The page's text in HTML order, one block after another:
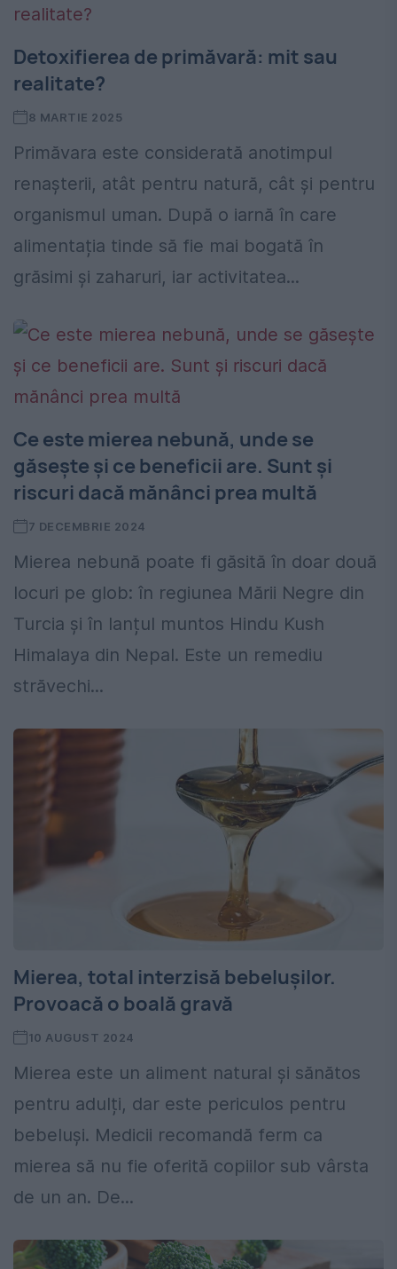
Detoxifierea de primăvară: mit sau
realitate?
8 MARTIE 2025
Primăvara este considerată anotimpul
renașterii, atât pentru natură, cât și pentru
organismul uman. După o iarnă în care
alimentația tinde să fie mai bogată în
grăsimi și zaharuri, iar activitatea...
Ce este mierea nebună, unde se
găsește și ce beneficii are. Sunt și
riscuri dacă mănânci prea multă
7 DECEMBRIE 2024
Mierea nebună poate fi găsită în doar două
locuri pe glob: în regiunea Mării Negre din
Turcia și în lanțul muntos Hindu Kush
Himalaya din Nepal. Este un remediu
străvechi...
Mierea, total interzisă bebelușilor.
Provoacă o boală gravă
10 AUGUST 2024
Mierea este un aliment natural și sănătos
pentru adulți, dar este periculos pentru
bebeluși. Medicii recomandă ferm ca
mierea să nu fie oferită copiilor sub vârsta
de un an. De...